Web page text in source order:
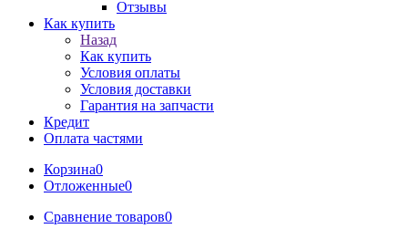
Отзывы
Как купить
Назад
Как купить
Условия оплаты
Условия доставки
Гарантия на запчасти
Кредит
Оплата частями
Корзина0
Отложенные0
Сравнение товаров0